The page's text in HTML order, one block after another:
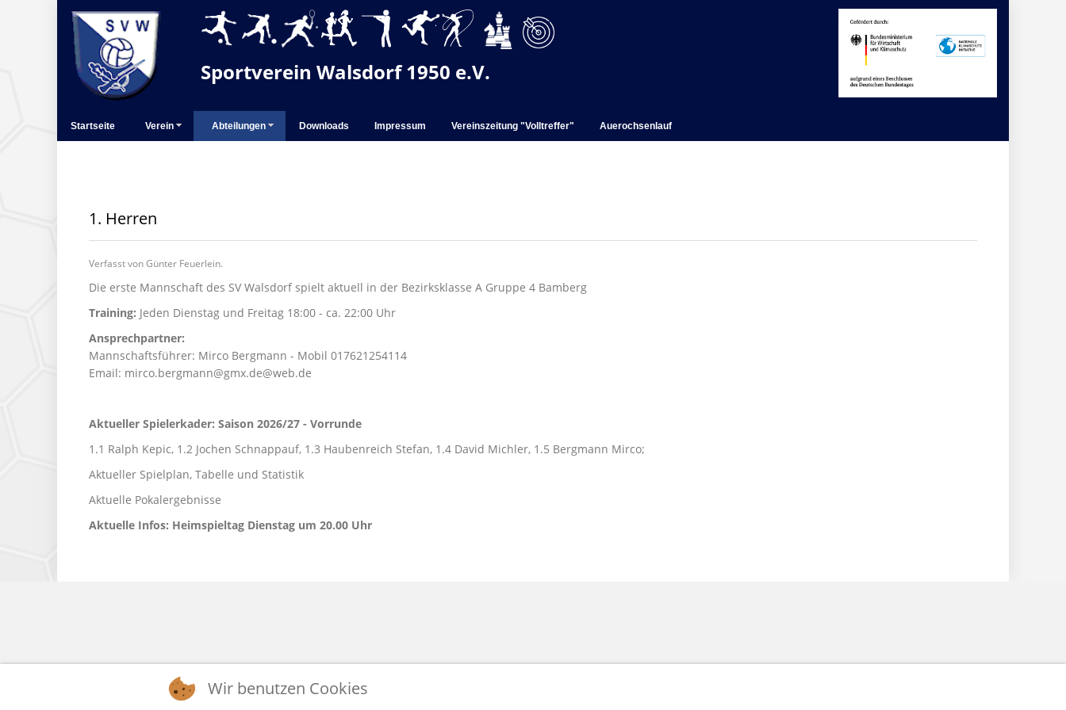
Sportverein Walsdorf 1950 e.V.
Startseite Verein Abteilungen Downloads Impressum Vereinszeitung "Volltreffer" Auerochsenlauf
1. Herren
Verfasst von Günter Feuerlein.
Die erste Mannschaft des SV Walsdorf spielt aktuell in der Bezirksklasse A Gruppe 4 Bamberg
Training: Jeden Dienstag und Freitag 18:00 - ca. 22:00 Uhr
Ansprechpartner:
Mannschaftsführer: Mirco Bergmann - Mobil 017621254114
Email: mirco.bergmann@gmx.de@web.de
Aktueller Spielerkader: Saison 2026/27 - Vorrunde
1.1 Ralph Kepic, 1.2 Jochen Schnappauf, 1.3 Haubenreich Stefan, 1.4 David Michler, 1.5 Bergmann Mirco;
Aktueller Spielplan, Tabelle und Statistik
Aktuelle Pokalergebnisse
Aktuelle Infos: Heimspieltag Dienstag um 20.00 Uhr
Wir benutzen Cookies